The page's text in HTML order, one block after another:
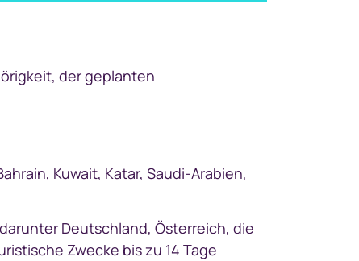
der geplanten
Kuwait, Katar, Saudi-Arabien,
Deutschland, Österreich, die
Zwecke bis zu 14 Tage